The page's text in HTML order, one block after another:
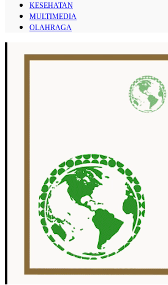
KESEHATAN
MULTIMEDIA
OLAHRAGA